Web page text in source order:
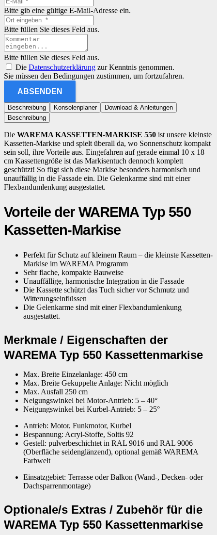
Bitte gib eine gültige E-Mail-Adresse ein.
Bitte füllen Sie dieses Feld aus.
Bitte füllen Sie dieses Feld aus.
Die Datenschutzerklärung zur Kenntnis genommen.
Sie müssen den Bedingungen zustimmen, um fortzufahren.
ABSENDEN
Beschreibung Konsolenplaner
Download & Anleitungen
Beschreibung
Die WAREMA KASSETTEN-MARKISE 550 ist unsere kleinste
Kassetten-Markise und spielt überall da, wo Sonnenschutz kompakt
sein soll, ihre Vorteile aus. Eingefahren auf gerade einmal 10 x 18
cm Kassettengröße ist das Markisentuch dennoch komplett
geschützt! So fügt sich diese Markise besonders harmonisch und
unauffällig in die Fassade ein. Die Gelenkarme sind mit einer
Flexbandumlenkung ausgestattet.
Vorteile der WAREMA Typ 550
Kassetten-Markise
Perfekt für Schutz auf kleinem Raum – die kleinste Kassetten-
Markise im WAREMA Programm
Sehr flache, kompakte Bauweise
Unauffällige, harmonische Integration in die Fassade
Die Kassette schützt das Tuch sicher vor Schmutz und
Witterungseinflüssen
Die Gelenkarme sind mit einer Flexbandumlenkung
ausgestattet.
Merkmale / Eigenschaften der
WAREMA Typ 550 Kassettenmarkise
Max. Breite Einzelanlage: 450 cm
Max. Breite Gekuppelte Anlage: Nicht möglich
Max. Ausfall 250 cm
Neigungswinkel bei Motor-Antrieb: 5 – 40°
Neigungswinkel bei Kurbel-Antrieb: 5 – 25°
Antrieb: Motor, Funkmotor, Kurbel
Bespannung: Acryl-Stoffe, Soltis 92
Gestell: pulverbeschichtet in RAL 9016 und RAL 9006
(Oberfläche seidenglänzend), optional gemäß WAREMA
Farbwelt
Einsatzgebiet: Terrasse oder Balkon (Wand-, Decken- oder
Dachsparrenmontage)
Optionale/s Extras / Zubehör für die
WAREMA Typ 550 Kassettenmarkise